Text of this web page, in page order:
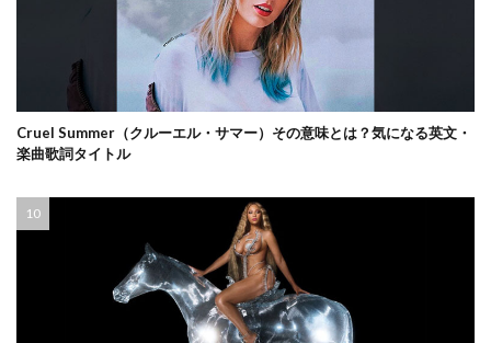
Cruel Summer（クルーエル・サマー）その意味とは？気になる英文・
楽曲歌詞タイトル